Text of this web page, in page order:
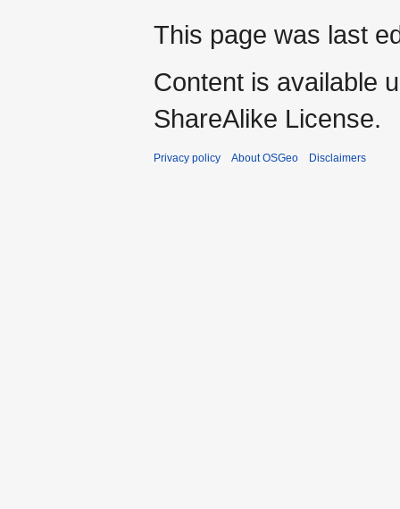
This page was last
Content is available
ShareAlike License.
Privacy policy About OSGeo Disclaimers